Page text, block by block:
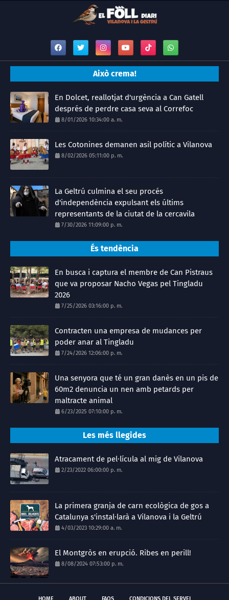
Això crema!
En Dolcet, reallotjat d'urgència a Can Gatell
després de perdre casa seva al Correfoc
8/01/2026 10:34:00 a. m.
Les Cotonines demanen asil polític a Vilanova
8/02/2026 05:11:00 p. m.
La Geltrú culmina el seu procés
d'independència expulsant els últims
representants de la ciutat de la cercavila
7/30/2026 11:09:00 p. m.
És tendència
En busca i captura el membre de Can Pistraus
que va proposar Nacho Vegas pel Tingladu
2026
7/25/2026 03:16:00 p. m.
Contracten una empresa de mudances per
poder anar al Tingladu
7/24/2026 12:06:00 p. m.
Una senyora que té un gran danès en un pis de
60m2 denuncia un nen amb petards per
maltracte animal
6/23/2025 07:10:00 p. m.
Les més llegides
Atracament de pel·lícula al mig de Vilanova
2/23/2022 06:00:00 p. m.
La primera granja de carn ecològica de gos a
Catalunya s'instal·larà a Vilanova i la Geltrú
4/03/2023 10:29:00 a. m.
El Montgròs en erupció. Ribes en perill!
8/08/2024 07:53:00 p. m.
HOME ABOUT FAQS CONDICIONS DEL SERVEI